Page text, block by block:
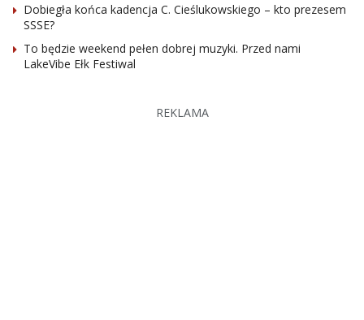
Dobiegła końca kadencja C. Cieślukowskiego – kto prezesem
SSSE?
To będzie weekend pełen dobrej muzyki. Przed nami
LakeVibe Ełk Festiwal
REKLAMA